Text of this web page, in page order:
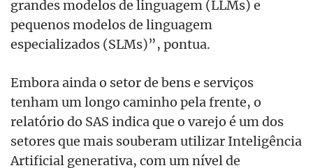
grandes modelos de linguagem (LLMs) e
pequenos modelos de linguagem
especializados (SLMs)”, pontua.
Embora ainda o setor de bens e serviços
tenham um longo caminho pela frente, o
relatório do SAS indica que o varejo é um dos
setores que mais souberam utilizar Inteligência
Artificial generativa, com um nível de